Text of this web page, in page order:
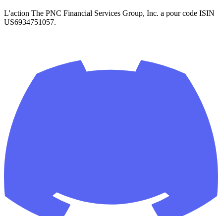
L'action The PNC Financial Services Group, Inc. a pour code ISIN
US6934751057.